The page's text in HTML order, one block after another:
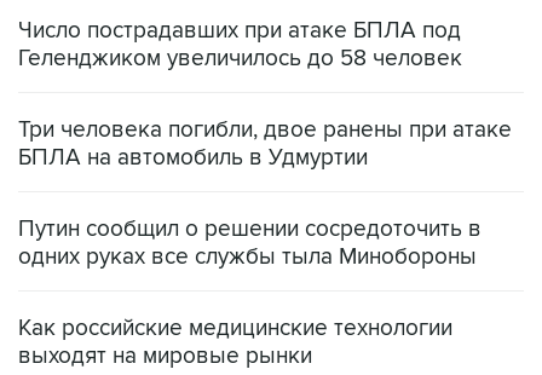
Число пострадавших при атаке БПЛА под
Геленджиком увеличилось до 58 человек
Три человека погибли, двое ранены при атаке
БПЛА на автомобиль в Удмуртии
Путин сообщил о решении сосредоточить в
одних руках все службы тыла Минобороны
Как российские медицинские технологии
выходят на мировые рынки